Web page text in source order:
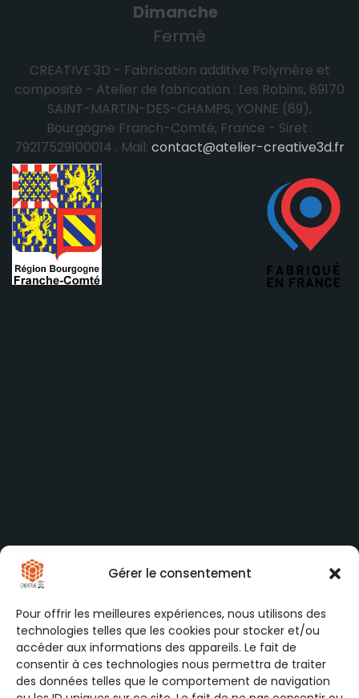
Gérer le consentement
Pour offrir les meilleures expériences, nous utilisons des
technologies telles que les cookies pour stocker et/ou
accéder aux informations des appareils. Le fait de
consentir à ces technologies nous permettra de traiter
des données telles que le comportement de navigation
Dimanche
Fermé
CREATIVE 3D - Fabrication additive Polymère et
composite - Atelier de fabrication : Les Robins, 89170
SAINT-MARTIN-DES-CHAMPS, YONNE (89),
Bourgogne Franch-Comté, France - Siret :
79217529100014 . Mail: contact@atelier-creative3d.fr